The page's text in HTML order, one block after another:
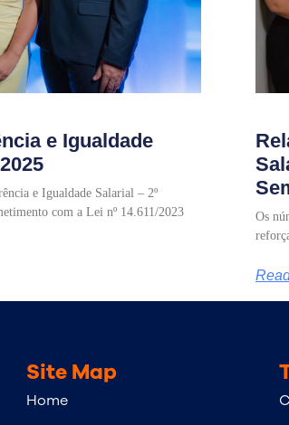
e Igualdade
e Igualdade Salarial – 2º
com a Lei nº 14.611/2023
Os
Site Map
Home